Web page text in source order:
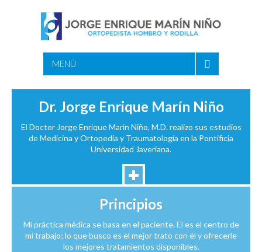
MENÚ
Dr. Jorge Enrique Marín Niño
El Doctor Jorge Enrique Marin Niño, M.D. realizo sus estudios
de Medicina y Ortopedia y Traumatología en la Pontificia
Universidad Javeriana.
Principios
Mi práctica médica se basa en el paciente. El es el centro de
mi trabajo; lo que busco es el mejor trato con él y ofrecerle
los mejores tratamientos disponibles.